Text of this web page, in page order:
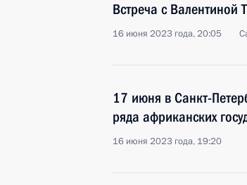
Встреча с Валентиной
16 июня 2023 года, 20:05
17 июня в Санкт-
ряда африканских
16 июня 2023 года, 19:20